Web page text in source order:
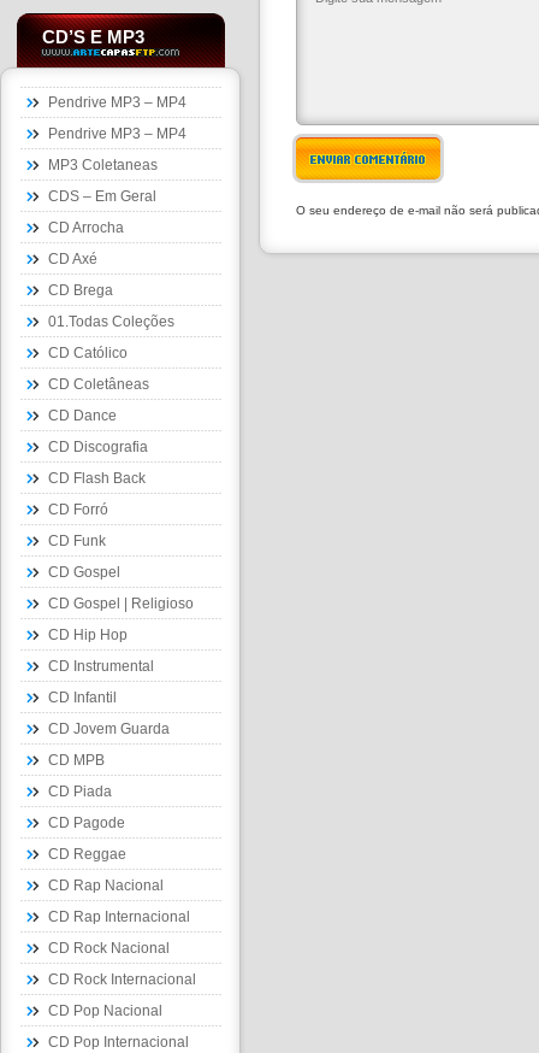
CD’S E MP3
Pendrive MP3 – MP4
Pendrive MP3 – MP4
MP3 Coletaneas
CDS – Em Geral
CD Arrocha
CD Axé
CD Brega
01.Todas Coleções
CD Católico
CD Coletâneas
CD Dance
CD Discografia
CD Flash Back
CD Forró
CD Funk
CD Gospel
CD Gospel | Religioso
CD Hip Hop
CD Instrumental
CD Infantil
CD Jovem Guarda
CD MPB
CD Piada
CD Pagode
CD Reggae
CD Rap Nacional
CD Rap Internacional
CD Rock Nacional
CD Rock Internacional
CD Pop Nacional
CD Pop Internacional
ENVIAR COMENTÁRIO
O seu endereço de e-mail não será